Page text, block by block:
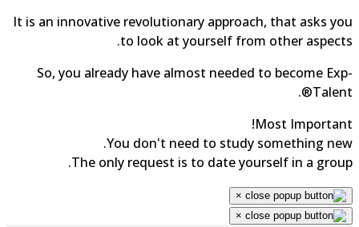
It is an innovative revolutionary approach, that asks
to look at yourself from other
So, you already have almost needed to become
Most
You don't need to study something
The only request is to date yourself in a
×
×